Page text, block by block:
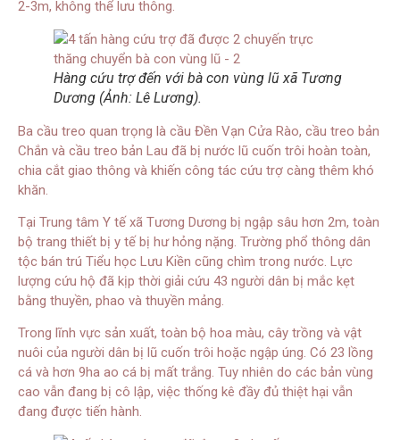
2-3m, không thể lưu thông.
Hàng cứu trợ đến với bà con vùng lũ xã Tương
Dương (Ảnh: Lê Lương).
Ba cầu treo quan trọng là cầu Đền Vạn Cửa Rào, cầu treo bản
Chắn và cầu treo bản Lau đã bị nước lũ cuốn trôi hoàn toàn,
chia cắt giao thông và khiến công tác cứu trợ càng thêm khó
khăn.
Tại Trung tâm Y tế xã Tương Dương bị ngập sâu hơn 2m, toàn
bộ trang thiết bị y tế bị hư hỏng nặng. Trường phổ thông dân
tộc bán trú Tiểu học Lưu Kiền cũng chìm trong nước. Lực
lượng cứu hộ đã kịp thời giải cứu 43 người dân bị mắc kẹt
bằng thuyền, phao và thuyền mảng.
Trong lĩnh vực sản xuất, toàn bộ hoa màu, cây trồng và vật
nuôi của người dân bị lũ cuốn trôi hoặc ngập úng. Có 23 lồng
cá và hơn 9ha ao cá bị mất trắng. Tuy nhiên do các bản vùng
cao vẫn đang bị cô lập, việc thống kê đầy đủ thiệt hại vẫn
đang được tiến hành.